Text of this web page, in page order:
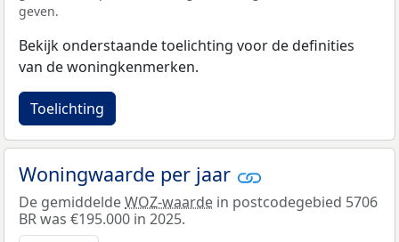
geven.
Bekijk onderstaande toelichting voor de definities
van de woningkenmerken.
Toelichting
Woningwaarde per jaar
De gemiddeldeWOZ-waarde in postcodegebied 5706
BR was €195.000 in 2025.